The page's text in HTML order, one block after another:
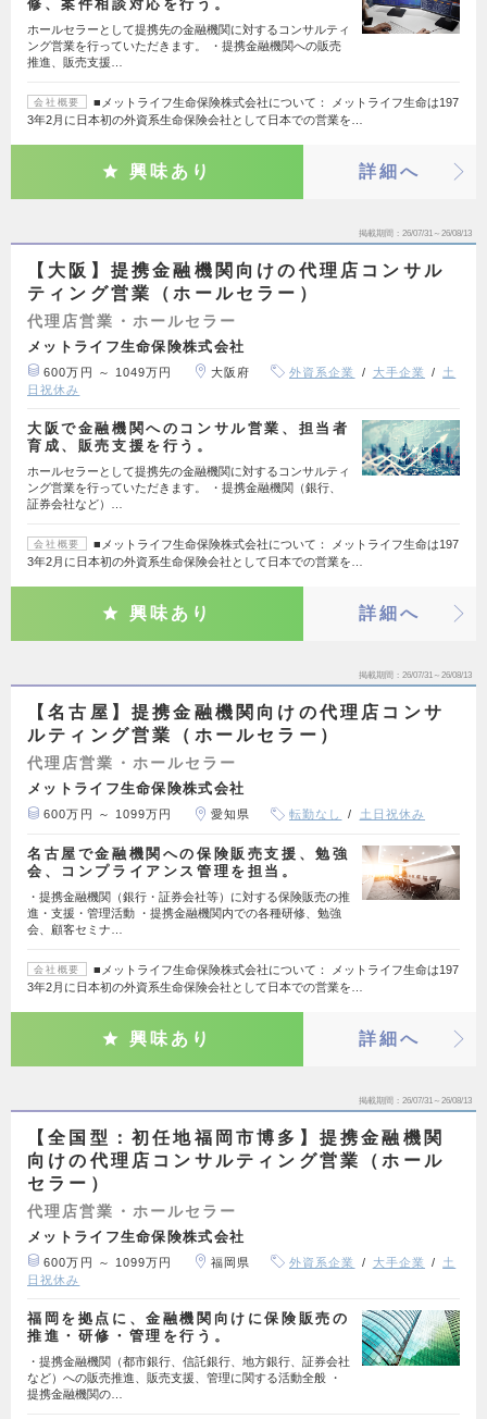
修、案件相談対応を行う。
ホールセラーとして提携先の金融機関に対するコンサルティ
ング営業を行っていただきます。 ・提携金融機関への販売
推進、販売支援…
会社概要
■メットライフ生命保険株式会社について： メットライフ生命は197
3年2月に日本初の外資系生命保険会社として日本での営業を…
興味あり 詳細へ
掲載期間 26/07/31～26/08/13
【大阪】提携金融機関向けの代理店コンサル
ティング営業（ホールセラー）
代理店営業・ホールセラー
メットライフ生命保険株式会社
600万円 ～ 1049万円 大阪府 外資系企業 大手企業
土
日祝休み
大阪で金融機関へのコンサル営業、担当者
育成、販売支援を行う。
ホールセラーとして提携先の金融機関に対するコンサルティ
ング営業を行っていただきます。 ・提携金融機関（銀行、
証券会社など）…
会社概要
■メットライフ生命保険株式会社について： メットライフ生命は197
3年2月に日本初の外資系生命保険会社として日本での営業を…
興味あり 詳細へ
掲載期間 26/07/31～26/08/13
【名古屋】提携金融機関向けの代理店コンサ
ルティング営業（ホールセラー）
代理店営業・ホールセラー
メットライフ生命保険株式会社
600万円 ～ 1099万円 愛知県 転勤なし 土日祝休み
名古屋で金融機関への保険販売支援、勉強
会、コンプライアンス管理を担当。
・提携金融機関（銀行・証券会社等）に対する保険販売の推
進・支援・管理活動 ・提携金融機関内での各種研修、勉強
会、顧客セミナ…
会社概要
■メットライフ生命保険株式会社について： メットライフ生命は197
3年2月に日本初の外資系生命保険会社として日本での営業を…
興味あり 詳細へ
掲載期間 26/07/31～26/08/13
【全国型：初任地福岡市博多】提携金融機関
向けの代理店コンサルティング営業（ホール
セラー）
代理店営業・ホールセラー
メットライフ生命保険株式会社
600万円 ～ 1099万円 福岡県 外資系企業 大手企業
土
日祝休み
福岡を拠点に、金融機関向けに保険販売の
推進・研修・管理を行う。
・提携金融機関（都市銀行、信託銀行、地方銀行、証券会社
など）への販売推進、販売支援、管理に関する活動全般 ・
提携金融機関の…